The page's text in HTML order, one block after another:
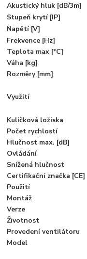
Akustický hluk [dB/3m]
Stupeň krytí [IP]
Napětí [V]
Frekvence [Hz]
Teplota max [°C]
Váha [kg]
Rozměry [mm]
Využití
Kuličková ložiska
Počet rychlostí
Hlučnost max. [dB]
Ovládání
Snížená hlučnost
Certifikační značka [CE]
Použití
Montáž
Verze
Životnost
Provedení ventilátoru
Model